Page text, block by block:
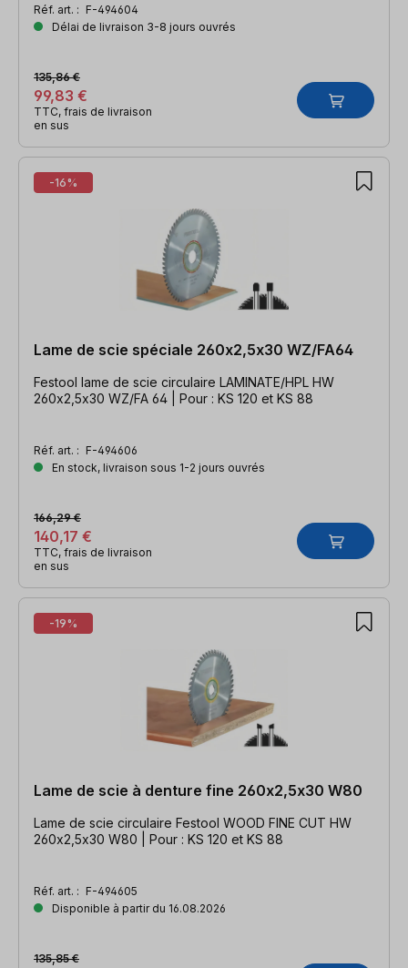
Réf. art. : F-494604
Délai de livraison 3-8 jours ouvrés
99,83 €
135,86 €
TTC, frais de livraison
en sus
-16%
Lame de scie spéciale 260x2,5x30 WZ/FA64
Festool lame de scie circulaire LAMINATE/HPL HW
260x2,5x30 WZ/FA 64 | Pour : KS 120 et KS 88
Réf. art. : F-494606
En stock, livraison sous 1-2 jours ouvrés
140,17 €
166,29 €
TTC, frais de livraison
en sus
-19%
Lame de scie à denture fine 260x2,5x30 W80
Lame de scie circulaire Festool WOOD FINE CUT HW
260x2,5x30 W80 | Pour : KS 120 et KS 88
Réf. art. : F-494605
Disponible à partir du 16.08.2026
135,85 €